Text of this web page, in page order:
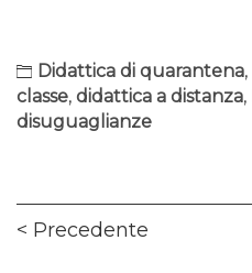
Didattica di quarantena,
classe, didattica a distanza,
disuguaglianze
Navigazione
Precedente